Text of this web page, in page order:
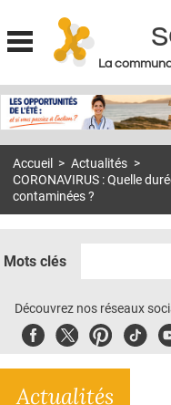
La
MON COMPTE
S'ABONNER À LA REVUE SOIN
E-REVUE SAD
THÉMA
Accueil > Actualités >
CORONAVIRUS : Quelle
contaminées ?
Mots clés
Découvrez nos réseaux
FacebookTwitterPinterest
Tiktok
Actualités